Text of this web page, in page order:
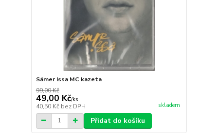
Sámer Issa MC kazeta
99,00 Kč
49,00 Kč/ks
40,50 Kč bez DPH skladem
Přidat do košíku